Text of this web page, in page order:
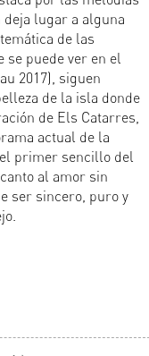
deja lugar a alguna
de las
se puede ver en el
2017), siguen
de la isla donde
de Els Catarres,
actual de la
primer sencillo del
al amor sin
ser sincero, puro y